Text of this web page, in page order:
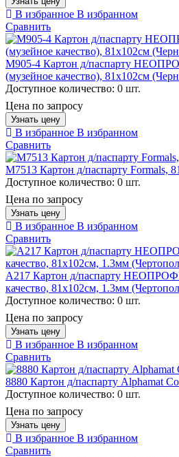
В избранное В избранном
Сравнить
M905-4 Картон д/паспарту
(музейное качество), 81х102см
Доступное количество: 0 шт.
Цена по запросу
Узнать цену
В избранное В избранном
Сравнить
M7513 Картон д/паспарту Formals,
Доступное количество: 0 шт.
Цена по запросу
Узнать цену
В избранное В избранном
Сравнить
A217 Картон д/паспарту
качество, 81х102см, 1.3мм
Доступное количество: 0 шт.
Цена по запросу
Узнать цену
В избранное В избранном
Сравнить
8880 Картон д/паспарту Alphamat
Доступное количество: 0 шт.
Цена по запросу
Узнать цену
В избранное В избранном
Сравнить